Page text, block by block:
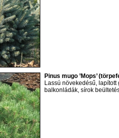
Pinus mugo ’Mops’
Lassú növekedésű,
balkonládák, sírok